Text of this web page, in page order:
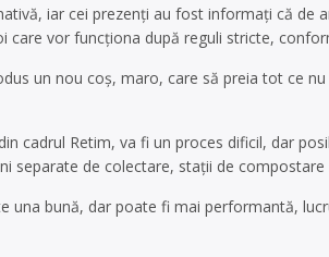
iar cei prezenți au fost informați că de
care vor funcționa după reguli stricte,
un nou coș, maro, care să preia tot ce
cadrul Retim, va fi un proces dificil, dar
separate de colectare, stații de
una bună, dar poate fi mai performantă,